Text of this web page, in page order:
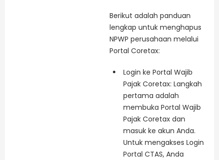
Berikut adalah panduan
lengkap untuk menghapus
NPWP perusahaan melalui
Portal Coretax:
Login ke Portal Wajib
Pajak Coretax: Langkah
pertama adalah
membuka Portal Wajib
Pajak Coretax dan
masuk ke akun Anda.
Untuk mengakses Login
Portal CTAS, Anda